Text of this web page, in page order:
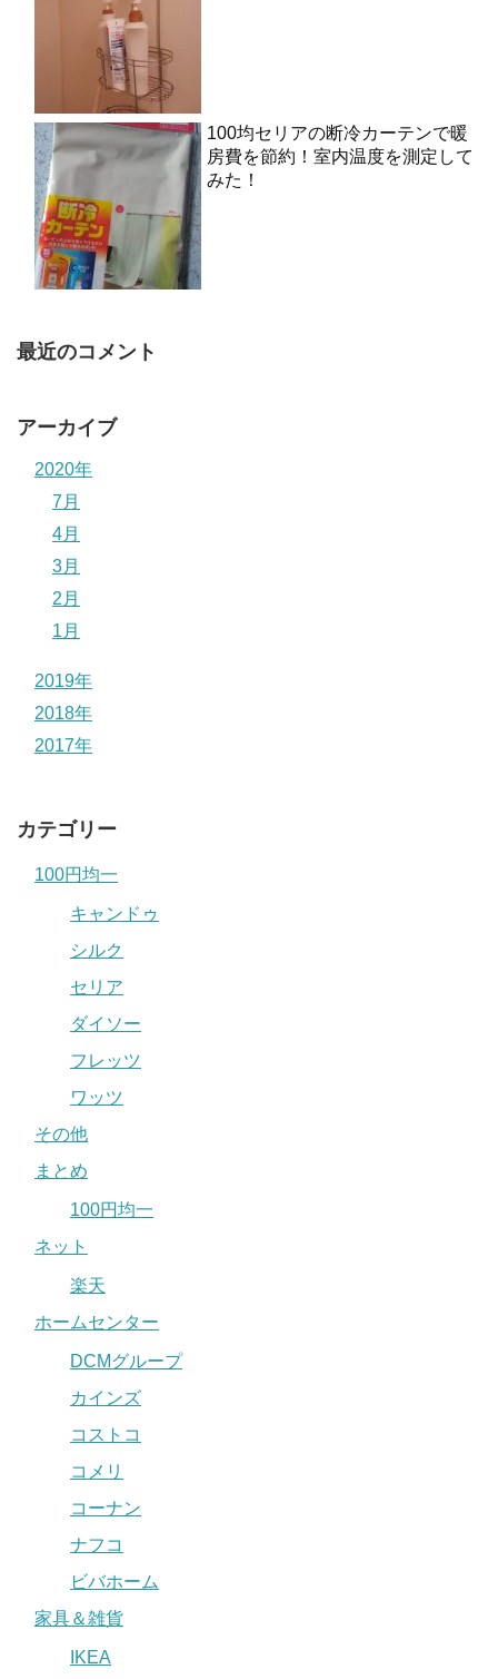
100均セリアの断冷カーテンで暖
房費を節約！室内温度を測定して
みた！
最近のコメント
アーカイブ
2020年
7月
4月
3月
2月
1月
2019年
2018年
2017年
カテゴリー
100円均一
キャンドゥ
シルク
セリア
ダイソー
フレッツ
ワッツ
その他
まとめ
100円均一
ネット
楽天
ホームセンター
DCMグループ
カインズ
コストコ
コメリ
コーナン
ナフコ
ビバホーム
家具＆雑貨
IKEA